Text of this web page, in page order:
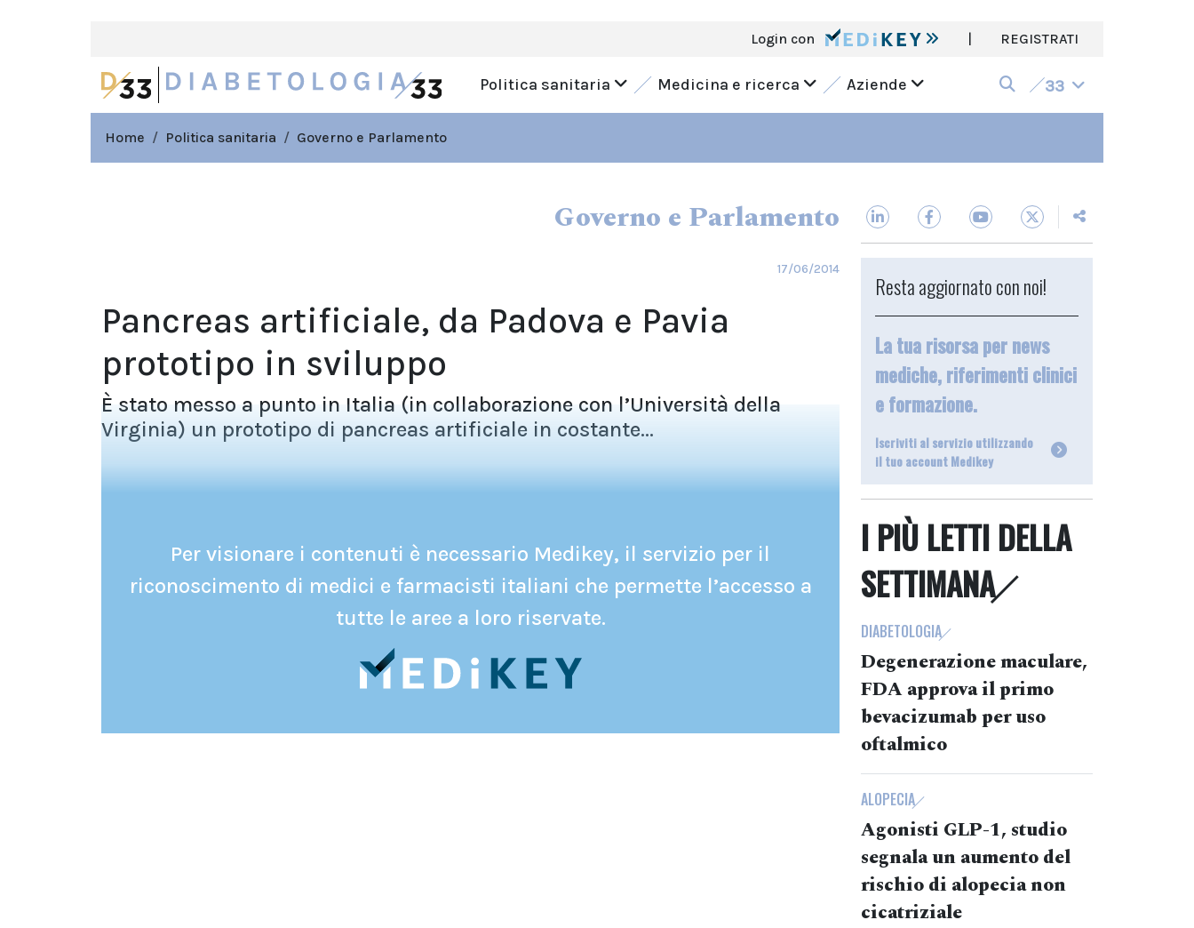
Login con | REGISTRATI
Politica sanitaria Medicina e ricerca Aziende 33
Home Politica sanitaria Governo e Parlamento
Governo e Parlamento
17/06/2014
Pancreas artificiale, da Padova e Pavia
prototipo in sviluppo
È stato messo a punto in Italia (in collaborazione con l’Università della
Virginia) un prototipo di pancreas artificiale in costante...
Per visionare i contenuti è necessario Medikey, il servizio per il
riconoscimento di medici e farmacisti italiani che permette l’accesso a
tutte le aree a loro riservate.
Resta aggiornato con noi!
La tua risorsa per news
mediche, riferimenti clinici
e formazione.
Iscriviti al servizio utilizzando
il tuo account Medikey
I PIÙ LETTI DELLA
SETTIMANA
DIABETOLOGIA
Degenerazione maculare,
FDA approva il primo
bevacizumab per uso
oftalmico
ALOPECIA
Agonisti GLP-1, studio
segnala un aumento del
rischio di alopecia non
cicatriziale